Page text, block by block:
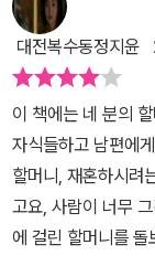
게 됩니다. 나 자신
은 반성을 하게 되
도 없고, 아픈 곳도
기력한 생활에서 벗
다. 우리 아이들이
안의 노고와 앞으로
겠다는 바람입니다.
하게 하는 값진 책입
네꼬마들의 행동이
눈엔 호통과 고약함
는다. 독거노인들을
깨워주는 이야기였
나오는 할머니의 모
났다. 칠순이 넘은
도회지 멋쟁이 할머
이야기에 나오는 할
까? 순종적이기만
적으로 다가온다.
을 내리 쓸며 참고
신다기에 극구 만류
애동안 하시고 싶은
회장이 되어 귀걸이
르며 사교 댄스에
당황하는 할아버지
대전복수동정지윤
이 책에는 네 분의
자식들하고 남편에
할머니, 재혼하시려
고요, 사람이 너무
에 걸린 할머니를 돌